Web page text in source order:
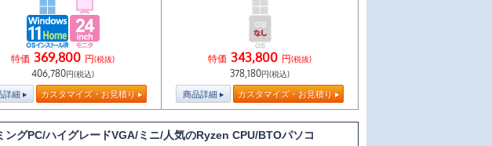
特価 369,800 円(税抜)
406,780円(税込)
詳細 カスタマイズ・お見積り
特価 343,800 円(税抜)
378,180円(税込)
商品詳細 カスタマイズ・お見積り
グPC/ハイグレードVGA/ミニ/人気のRyzen CPU/BTOパソコ